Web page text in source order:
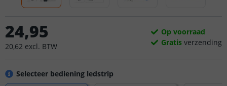
Selecteer bediening ledstrip
24,95
20,62 excl. BTW
Op voorraad
Gratis verzending